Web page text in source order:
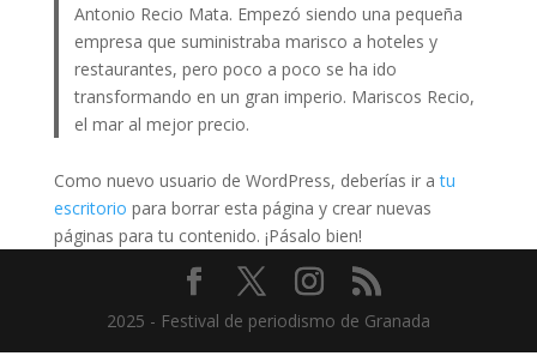
Antonio Recio Mata. Empezó siendo una pequeña
empresa que suministraba marisco a hoteles y
restaurantes, pero poco a poco se ha ido
transformando en un gran imperio. Mariscos Recio,
el mar al mejor precio.
Como nuevo usuario de WordPress, deberías ir atu
escritorio para borrar esta página y crear nuevas
páginas para tu contenido. ¡Pásalo bien!
2025 - Festival de periodismo de Granada